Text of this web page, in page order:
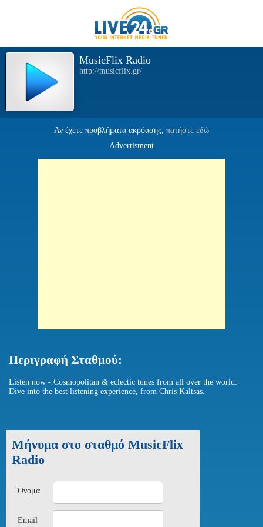
MusicFlix Radio
http://musicflix.gr/
Αν έχετε προβλήματα ακρόασης, πατήστε εδώ
Advertisment
Περιγραφή Σταθμού:
Listen now - Cosmopolitan & eclectic tunes from all over the world.
Dive into the best listening experience, from Chris Kaltsas.
Μήνυμα στο σταθμό MusicFlix
Radio
Όνομα
Email